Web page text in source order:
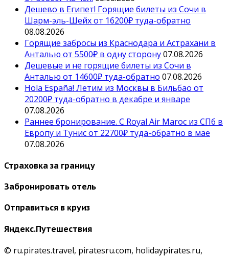
Дешево в Египет! Горящие билеты из Сочи в
Шарм-эль-Шейх от 16200₽ туда-обратно
08.08.2026
Горящие забросы из Краснодара и Астрахани в
Анталью от 5500₽ в одну сторону07.08.2026
Дешевые и не горящие билеты из Сочи в
Анталью от 14600₽ туда-обратно 07.08.2026
Hola España! Летим из Москвы в Бильбао от
20200₽ туда-обратно в декабре и январе
07.08.2026
Раннее бронирование. С Royal Air Maroc из СПб в
Европу и Тунис от 22700₽ туда-обратно в мае
07.08.2026
Страховка за границу
Забронировать отель
Отправиться в круиз
Яндекс.Путешествия
© ru.pirates.travel, piratesru.com, holidaypirates.ru,